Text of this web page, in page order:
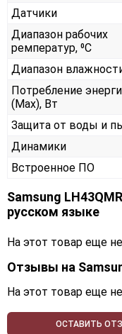
Датчики
Диапазон рабочих
ремператур, ⁰С
Диапазон
Потребление
(Max), Вт
Защита от воды и
Динамики
Встроенное ПО
Samsung
русском языке
На этот товар еще
Отзывы на
На этот товар еще
ОСТАВИТЬ